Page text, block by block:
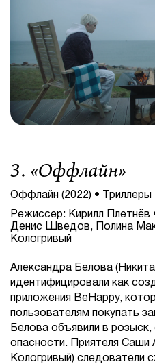
3. «Оффлайн»
Оффлайн (2022) • Триллеры
Режиссер: Кирилл
Денис Шведов, Полина
Кологривый
Александра Белова
идентифицировали как
приложения BeHappy,
пользователям покупать
Белова объявили в
опасности. Приятеля Саши
Кологривый) следователи